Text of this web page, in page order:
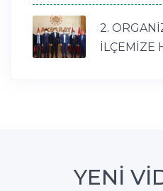
2.
İLÇEMİZE
YENİ